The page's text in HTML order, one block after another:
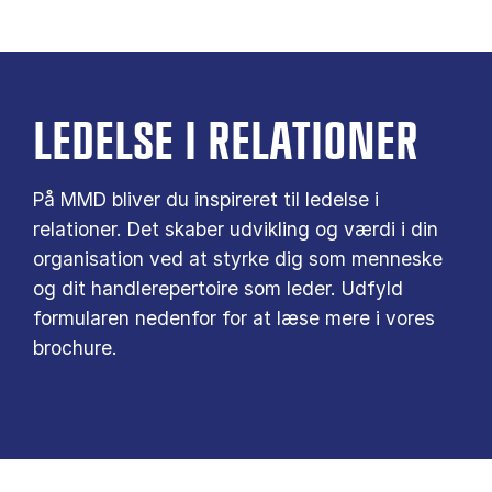
LEDELSE I RELATIONER
På MMD bliver du inspireret til ledelse i
relationer. Det skaber udvikling og værdi i din
organisation ved at styrke dig som menneske
og dit handlerepertoire som leder. Udfyld
formularen nedenfor for at læse mere i vores
brochure.